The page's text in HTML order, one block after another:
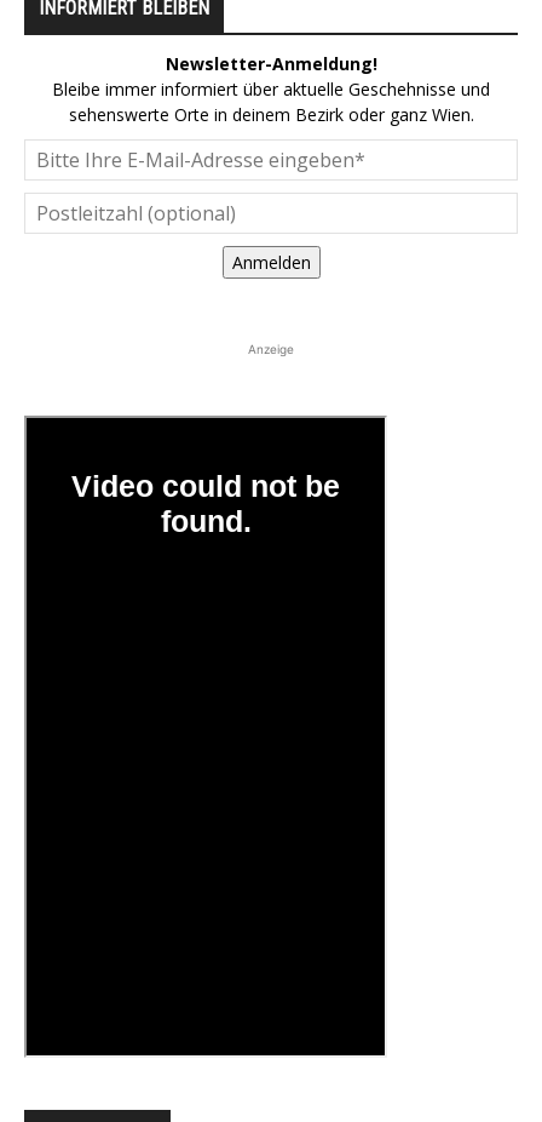
INFORMIERT BLEIBEN
Newsletter-Anmeldung!
Bleibe immer informiert über aktuelle Geschehnisse und
sehenswerte Orte in deinem Bezirk oder ganz Wien.
Anmelden
Anzeige